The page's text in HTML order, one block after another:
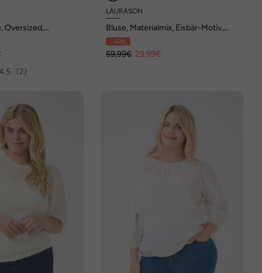
Oversized,
(2)
LAURASON
Bluse, Materialmix, Eisbär-Motiv,
Kragen, Langarm
- 50%
59,99€ 29,99€